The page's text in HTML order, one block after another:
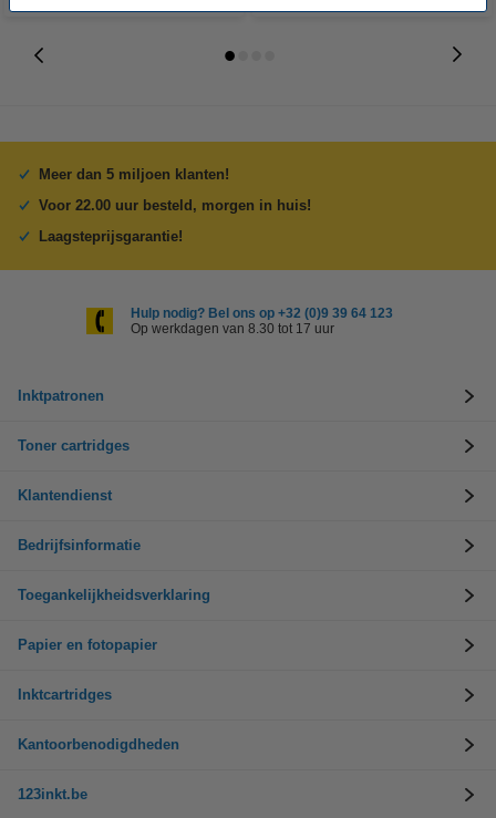
Meer dan 5 miljoen klanten!
Voor 22.00 uur besteld, morgen in huis!
Laagsteprijsgarantie!
Hulp nodig? Bel ons op +32 (0)9 39 64 123
Op werkdagen van 8.30 tot 17 uur
Inktpatronen
Toner cartridges
Klantendienst
Bedrijfsinformatie
Toegankelijkheidsverklaring
Papier en fotopapier
Inktcartridges
Kantoorbenodigdheden
123inkt.be